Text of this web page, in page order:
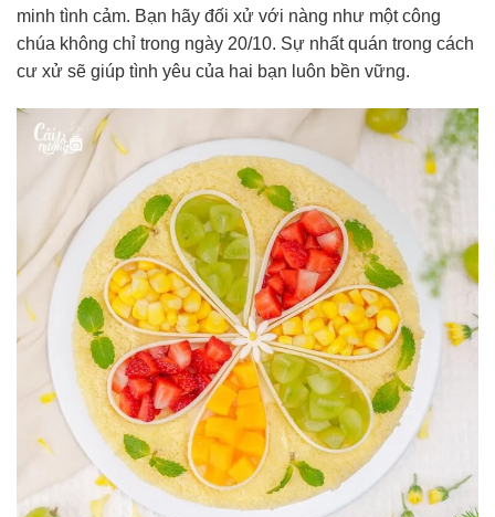
minh tình cảm. Bạn hãy đối xử với nàng như một công
chúa không chỉ trong ngày 20/10. Sự nhất quán trong cách
cư xử sẽ giúp tình yêu của hai bạn luôn bền vững.